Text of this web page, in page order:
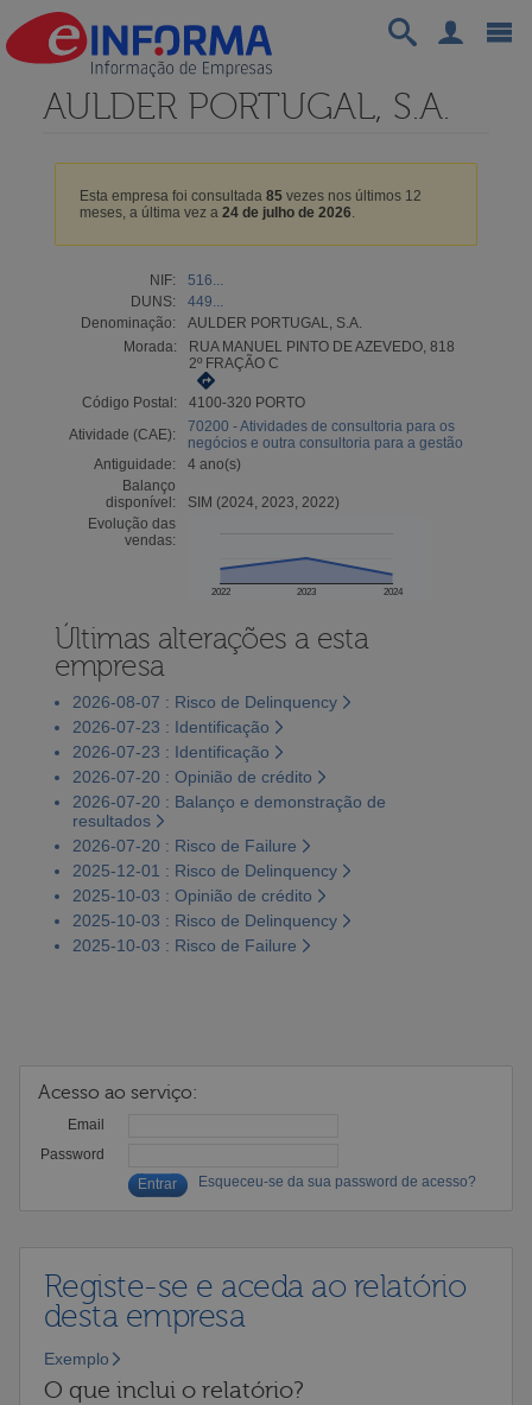
AULDER PORTUGAL, S.A.
Esta empresa foi consultada 85vezes nos últimos 12
meses, a última vez a 24 de julho de 2026.
NIF:
516...
DUNS:
449...
Denominação:
AULDER PORTUGAL, S.A.
Morada:
RUA MANUEL PINTO DE AZEVEDO, 818
2º FRAÇÃO C
Código Postal:
4100-320 PORTO
Atividade (CAE):
70200 - Atividades de consultoria para os
negócios e outra consultoria para a gestão
Antiguidade:
4 ano(s)
Balanço
disponível:
SIM (2024, 2023, 2022)
Evolução das
vendas:
2022 2023 2024
Últimas alterações a esta
empresa
2026-08-07 : Risco de Delinquency
2026-07-23 : Identificação
2026-07-23 : Identificação
2026-07-20 : Opinião de crédito
2026-07-20 : Balanço e demonstração de
resultados
2026-07-20 : Risco de Failure
2025-12-01 : Risco de Delinquency
2025-10-03 : Opinião de crédito
2025-10-03 : Risco de Delinquency
2025-10-03 : Risco de Failure
Acesso ao serviço:
Email
Password
Esqueceu-se da sua password de acesso?
Registe-se e aceda ao relatório
desta empresa
Exemplo
O que inclui o relatório?